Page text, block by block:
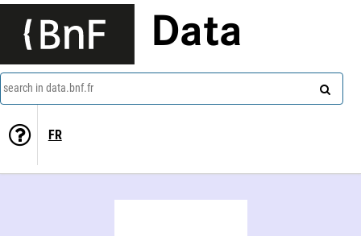
Data
search in data.bnf.fr
FR